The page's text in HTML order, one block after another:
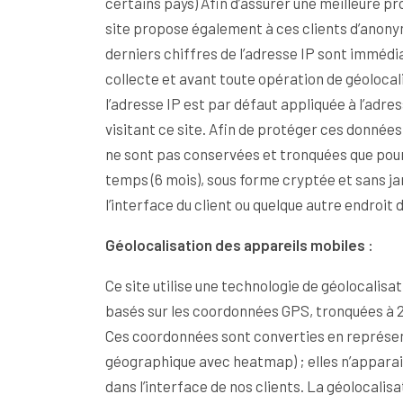
site propose également à ces clients
derniers chiffres de l’adresse IP sont
collecte et avant toute opération de géolocalisation. L’anonymisation de
l’adresse IP est par défaut appliquée à
visitant ce site. Afin de protéger ces
ne sont pas conservées et tronquées que pour une durée limitée dans le
temps (6 mois), sous forme cryptée et sans
l’interface du client ou quelque autre endroit
Géolocalisation des appareils mobiles :
Ce site utilise une technologie de
basés sur les coordonnées GPS, tronquées
Ces coordonnées sont converties en
géographique avec heatmap) ; elles n’apparaissent donc jamais en clair
dans l’interface de nos clients. La